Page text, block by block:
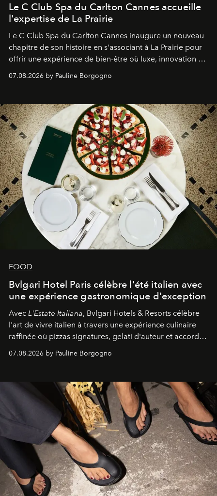
Le C Club Spa du Carlton Cannes accueille
l'expertise de La Prairie
Le C Club Spa du Carlton Cannes inaugure un nouveau
chapitre de son histoire en s'associant à La Prairie pour
offrir une expérience de bien-être où luxe, innovation et
07.08.2026 by Pauline Borgogno
FOOD
Bvlgari Hotel Paris célèbre l'été italien avec
une expérience gastronomique d'exception
Avec L'Estate Italiana, Bvlgari Hotels & Resorts célèbre
l'art de vivre italien à travers une expérience culinaire
raffinée où pizzas signatures, gelati d'auteur et accords
07.08.2026 by Pauline Borgogno